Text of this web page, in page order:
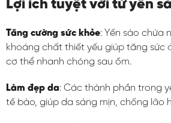
Lợi ích tuyệt vời từ yến
Tăng cường sức khỏe: Yến sào chứa
khoáng chất thiết yếu giúp tăng sức
cơ thể nhanh chóng sau ốm.
Làm đẹp da: Các thành phần trong
tế bào, giúp da sáng mịn, chống lão